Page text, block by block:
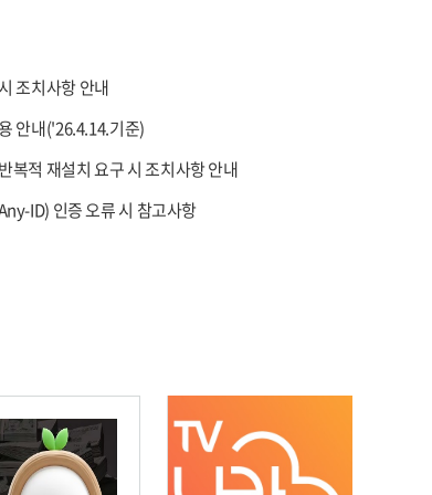
조치사항 안내
안내('26.4.14.기준)
복적 재설치 요구 시 조치사항 안내
ID) 인증 오류 시 참고사항